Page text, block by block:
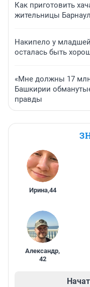
Как приготовить
жительницы
Накипело у
осталась быть
«Мне должны 17
Башкирии
правды
Ирина,44
Александр,
42